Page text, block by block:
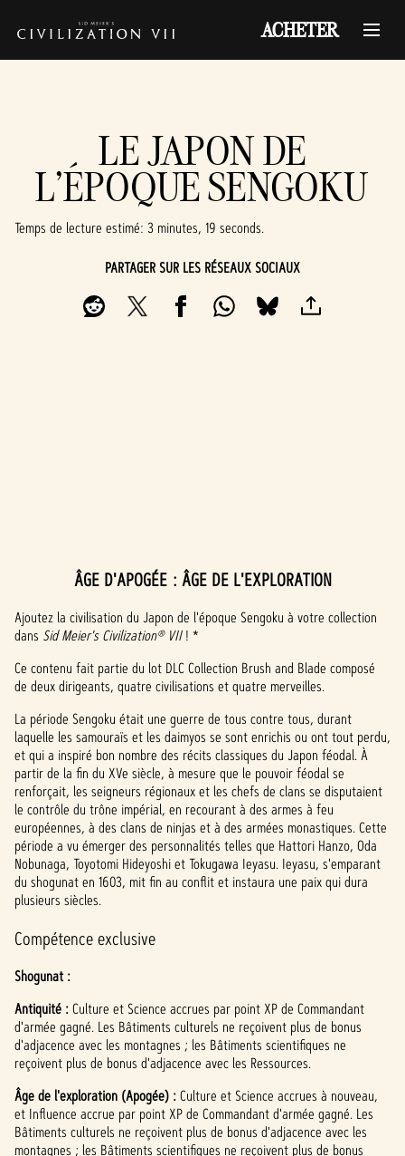
ACHETER
LE JAPON DE
L'ÉPOQUE SENGOKU
Temps de lecture estimé 3 minutes, 19 seconds
PARTAGER SUR LES RÉSEAUX SOCIAUX
c
c
e
p
t
&
P
l
a
y
En
nt
sur
Jouer
,
accep
tez la
politi
ÂGE D'APOGÉE : ÂGE DE L'EXPLORATION
Ajoutez la civilisation du Japon de l'époque Sengoku à votre collection
dans Sid Meier's Civilization® VII! *
Ce contenu fait partie du lot DLC Collection Brush and Blade composé
de deux dirigeants, quatre civilisations et quatre merveilles.
La période Sengoku était une guerre de tous contre tous, durant
laquelle les samouraïs et les daimyos se sont enrichis ou ont tout perdu,
et qui a inspiré bon nombre des récits classiques du Japon féodal. À
partir de la fin du XVe siècle, à mesure que le pouvoir féodal se
renforçait, les seigneurs régionaux et les chefs de clans se disputaient
le contrôle du trône impérial, en recourant à des armes à feu
européennes, à des clans de ninjas et à des armées monastiques. Cette
période a vu émerger des personnalités telles que Hattori Hanzo, Oda
Nobunaga, Toyotomi Hideyoshi et Tokugawa Ieyasu. Ieyasu, s'emparant
du shogunat en 1603, mit fin au conflit et instaura une paix qui dura
plusieurs siècles.
Compétence exclusive
Shogunat :
Antiquité :Culture et Science accrues par point XP de Commandant
d'armée gagné. Les Bâtiments culturels ne reçoivent plus de bonus
d'adjacence avec les montagnes ; les Bâtiments scientifiques ne
reçoivent plus de bonus d'adjacence avec les Ressources.
Âge de l'exploration (Apogée) :Culture et Science accrues à nouveau,
et Influence accrue par point XP de Commandant d'armée gagné. Les
Bâtiments culturels ne reçoivent plus de bonus d'adjacence avec les
montagnes ; les Bâtiments scientifiques ne reçoivent plus de bonus